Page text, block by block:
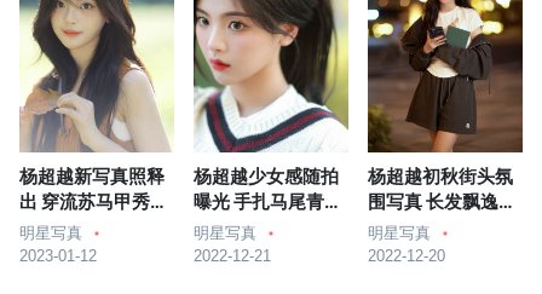
杨超越新写真照释
出 穿流苏马甲秀纤
细手臂
明星写真
2023-01-12
杨超越少女感随拍
曝光 手扎马尾青春
洋溢
明星写真
2022-12-21
杨超越初秋街头氛
围写真 长发飘逸温
柔灵动
明星写真
2022-12-20